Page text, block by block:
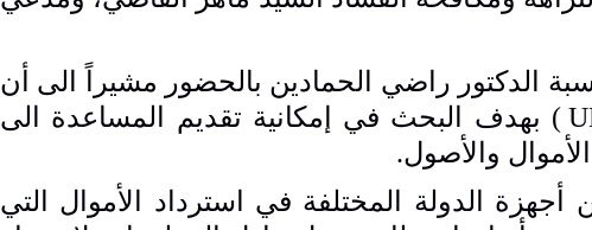
الدكتور راضي الحمادين بالحضور مشيراً الى أن
) بهدف البحث في إمكانية تقديم المساعدة الى
والأصول.
الدولة المختلفة في استرداد الأموال التي